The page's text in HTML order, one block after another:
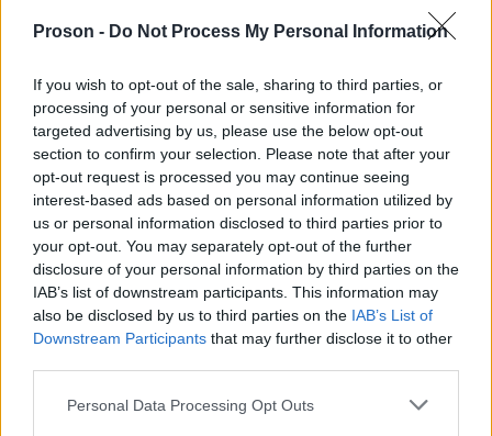
Proson - Do Not Process My Personal Information
If you wish to opt-out of the sale, sharing to third parties, or
processing of your personal or sensitive information for
targeted advertising by us, please use the below opt-out
section to confirm your selection. Please note that after your
opt-out request is processed you may continue seeing
interest-based ads based on personal information utilized by
us or personal information disclosed to third parties prior to
your opt-out. You may separately opt-out of the further
disclosure of your personal information by third parties on the
IAB’s list of downstream participants. This information may
also be disclosed by us to third parties on the IAB’s List of
Downstream Participants that may further disclose it to other
Please note that this website/app uses one or more Google
Personal Data Processing Opt Outs
ιδιαίτερα
βάναυσοισε βάρος των θυμάτων τους.
Από τη μέχρι στιγμής προανακριτική έρευνα έχουν
εξιχνιαστεί τέσσερις υποθέσεις ληστειών και
κλοπών σε Κηφισιά και Νέα Ερυθραία.
Οισυλληφθέντεςοδηγήθηκαν στοναρμόδιο
Εισαγγελέα
ΑΣΕΠ: Πιστοποίηση Αγγλικών σε
μόνο 2 ημέρες στα χέρια σας